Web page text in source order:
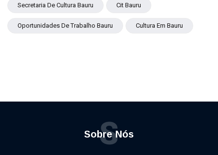
Secretaria De Cultura Bauru Cit Bauru
Oportunidades De Trabalho Bauru Cultura Em Bauru
Sobre Nós
S